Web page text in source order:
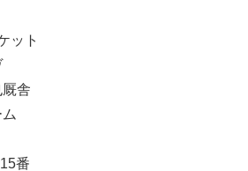
ット
舎
番